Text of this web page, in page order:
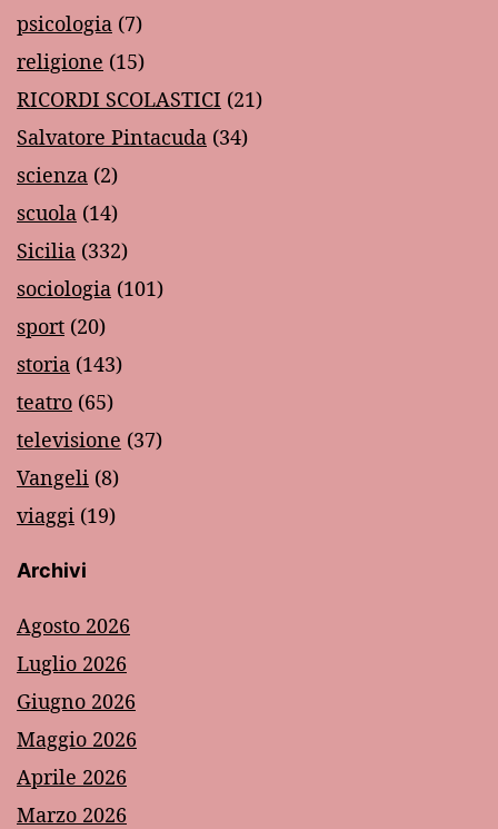
psicologia (7)
religione (15)
RICORDI SCOLASTICI (21)
Salvatore Pintacuda (34)
scienza (2)
scuola (14)
Sicilia (332)
sociologia (101)
sport (20)
storia (143)
teatro (65)
televisione (37)
Vangeli (8)
viaggi (19)
Archivi
Agosto 2026
Luglio 2026
Giugno 2026
Maggio 2026
Aprile 2026
Marzo 2026